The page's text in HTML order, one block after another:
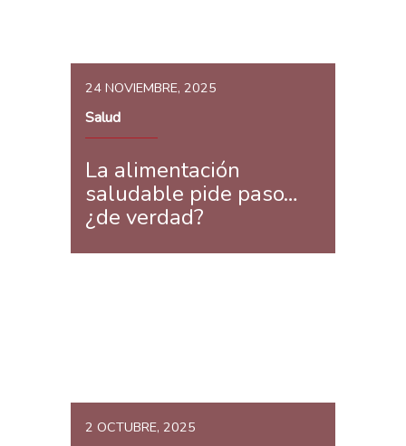
24 NOVIEMBRE, 2025
Salud
La alimentación
saludable pide paso…
¿de verdad?
2 OCTUBRE, 2025